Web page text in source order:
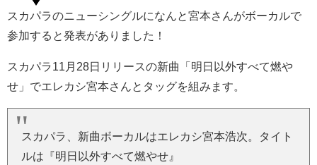
スカパラのニューシングルになんと宮本さんがボーカルで
参加すると発表がありました！
スカパラ11月28日リリースの新曲「明日以外すべて燃や
せ」でエレカシ宮本さんとタッグを組みます。
スカパラ、新曲ボーカルはエレカシ宮本浩次。タイト
ルは『明日以外すべて燃やせ』